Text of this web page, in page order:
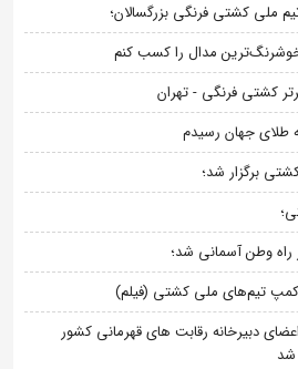
ملی کشتی فرنگی بزرگسالان؛
مدال را کسب کنم
کشتی فرنگی - تهران
طلای جهان رسیدم
برگزار شد؛
راه وطن آسمانی شد؛
کمپ تیم‌های ملی کشتی (فیلم)
دبیرخانه رقابت های قهرمانی کشور
شد